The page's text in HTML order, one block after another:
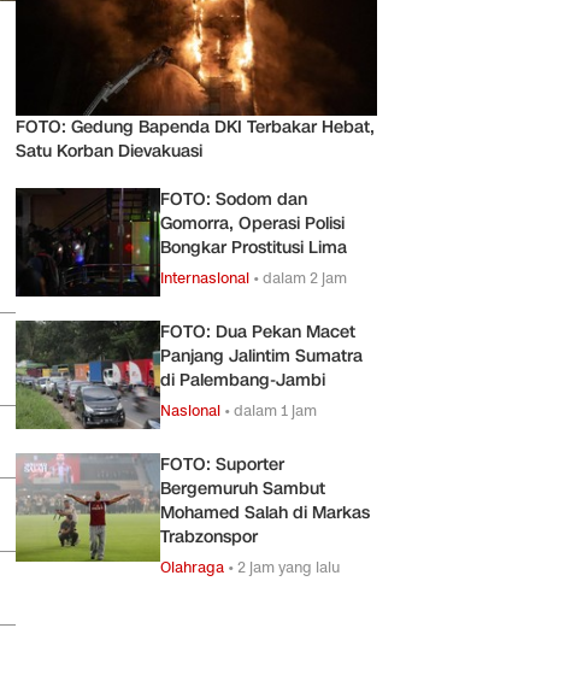
FOTO: Gedung Bapenda DKI Terbakar Hebat,
Satu Korban Dievakuasi
FOTO: Sodom dan
Gomorra, Operasi Polisi
Bongkar Prostitusi Lima
Internasional •dalam 2 jam
FOTO: Dua Pekan Macet
Panjang Jalintim Sumatra
di Palembang-Jambi
Nasional •dalam 1 jam
FOTO: Suporter
Bergemuruh Sambut
Mohamed Salah di Markas
Trabzonspor
Olahraga •2 jam yang lalu